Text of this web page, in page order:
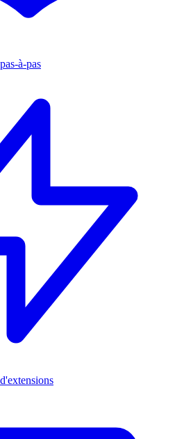
à-pas